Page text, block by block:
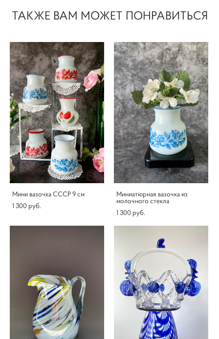
ТАКЖЕ ВАМ МОЖЕТ ПОНРАВИТЬСЯ
Мини вазочка СССР 9 см
1 300 pуб.
Миниатюрная вазочка из
молочного стекла
1 300 pуб.